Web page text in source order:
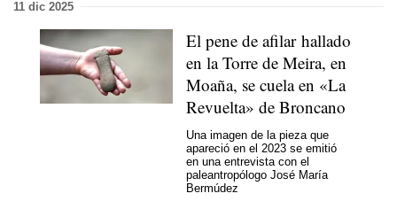
11 dic 2025
El pene de afilar hallado
en la Torre de Meira, en
Moaña, se cuela en «La
Revuelta» de Broncano
Una imagen de la pieza que
apareció en el 2023 se emitió
en una entrevista con el
paleantropólogo José María
Bermúdez